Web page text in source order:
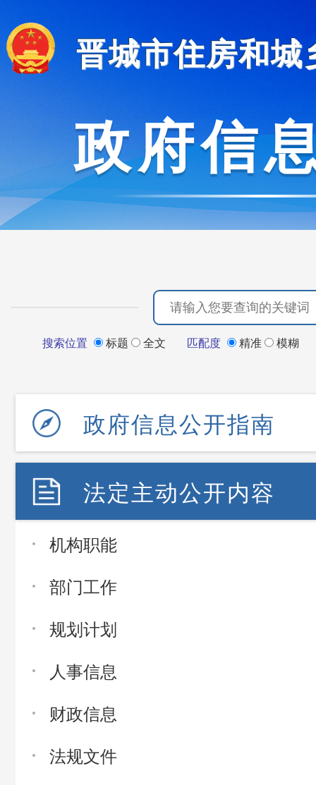
晋城市住房和城
政府信
搜索位置 标题 全文 匹配度 精准 模糊
政府信息公开指南
法定主动公开内容
机构职能
部门工作
规划计划
人事信息
财政信息
法规文件